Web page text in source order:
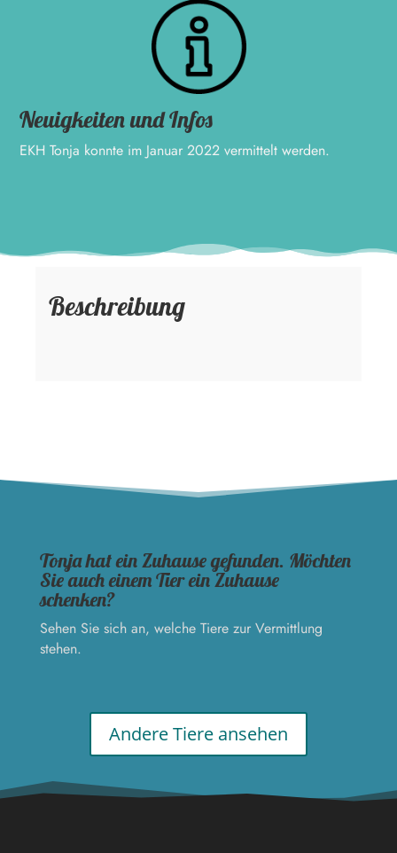
Neuigkeiten und Infos
EKH Tonja konnte im Januar 2022 vermittelt werden.
Beschreibung
Tonja hat ein Zuhause gefunden. Möchten
Sie auch einem Tier ein Zuhause
schenken?
Sehen Sie sich an, welche Tiere zur Vermittlung
stehen.
Andere Tiere ansehen